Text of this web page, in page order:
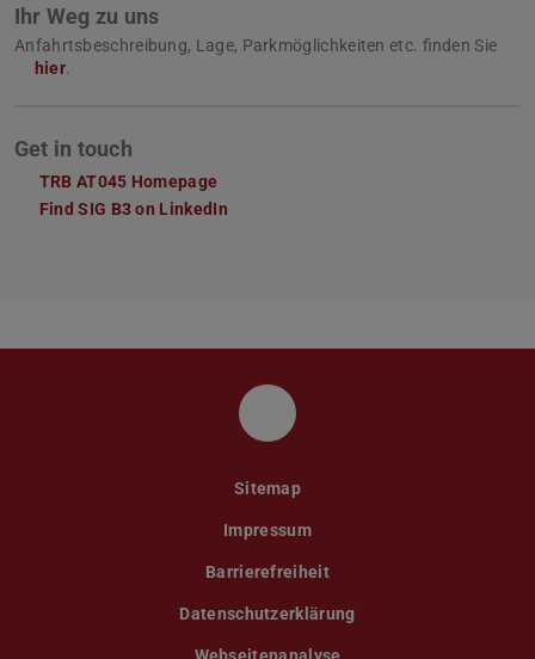
Ihr Weg zu uns
Anfahrtsbeschreibung, Lage, Parkmöglichkeiten etc. finden Sie
hier.
Get in touch
TRB AT045 Homepage
Find SIG B3 on LinkedIn
LinkedIn
Sitemap
Impressum
Barrierefreiheit
Datenschutzerklärung